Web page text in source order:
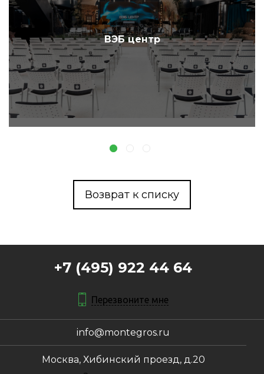
ВЭБ центр
Возврат к списку
+7 (495) 922 44 64
Перезвоните мне
info@montegros.ru
Москва, Хибинский проезд, д.20